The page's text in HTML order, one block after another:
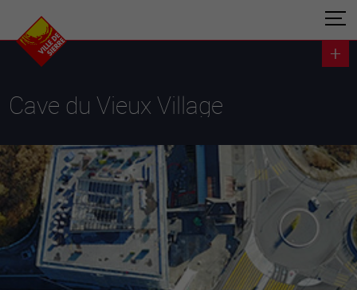
Cave du Vieux Village